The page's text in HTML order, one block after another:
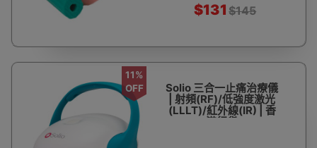
$131 $145
11%
OFF
Solio 三合一止痛治療儀
| 射頻(RF)/低強度激光
(LLLT)/紅外線(IR) | 香
港行貨